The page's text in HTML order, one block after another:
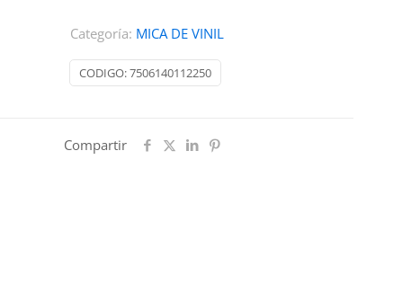
CODIGO:7506140112250
Categoría: MICA DE VINIL
Compartir